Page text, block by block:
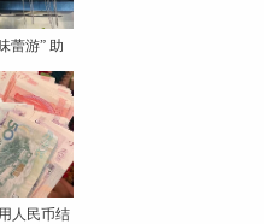
蕾游” 助
人民币结